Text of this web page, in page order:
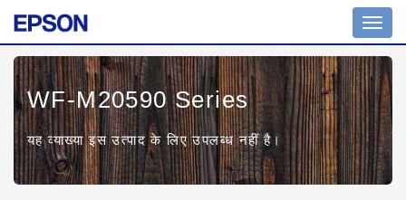
WF-M20590 Series
यह व्याख्या इस उत्पाद के लिए उपलब्ध नहीं है।